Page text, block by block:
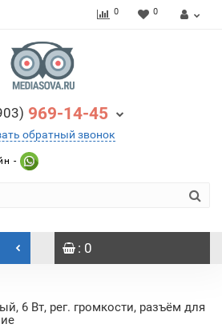
0 0
969-14-45
обратный звонок
-
: 0
6 Вт, рег. громкости, разъём для